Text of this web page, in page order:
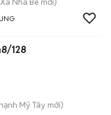
128
Mỹ Tây mới)